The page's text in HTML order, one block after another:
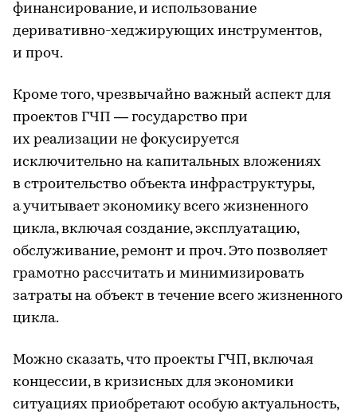
финансирование, и использование
деривативно-хеджирующих инструментов,
и проч.
Кроме того, чрезвычайно важный аспект для
проектов ГЧП — государство при
их реализации не фокусируется
исключительно на капитальных вложениях
в строительство объекта инфраструктуры,
а учитывает экономику всего жизненного
цикла, включая создание, эксплуатацию,
обслуживание, ремонт и проч. Это позволяет
грамотно рассчитать и минимизировать
затраты на объект в течение всего жизненного
цикла.
Можно сказать, что проекты ГЧП, включая
концессии, в кризисных для экономики
ситуациях приобретают особую актуальность,